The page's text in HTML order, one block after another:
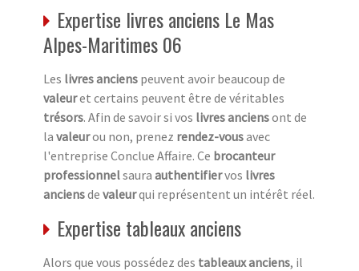
Expertise livres anciens Le Mas
Alpes-Maritimes 06
Les livres anciens peuvent avoir beaucoup de
valeuret certains peuvent être de véritables
trésors. Afin de savoir si vos livres anciensont de
la valeurou non, prenez rendez-vousavec
l'entreprise Conclue Affaire. Ce brocanteur
professionnelsaura authentifiervos livres
anciensde valeurqui représentent un intérêt réel.
Expertise tableaux anciens
Alors que vous possédez des tableaux anciens, il